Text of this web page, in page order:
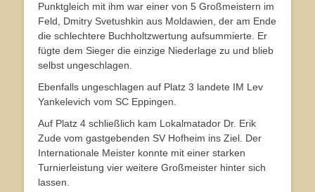
Punktgleich mit ihm war einer von 5 Großmeistern im
Feld, Dmitry Svetushkin aus Moldawien, der am Ende
die schlechtere Buchholtzwertung aufsummierte. Er
fügte dem Sieger die einzige Niederlage zu und blieb
selbst ungeschlagen.
Ebenfalls ungeschlagen auf Platz 3 landete IM Lev
Yankelevich vom SC Eppingen.
Auf Platz 4 schließlich kam Lokalmatador Dr. Erik
Zude vom gastgebenden SV Hofheim ins Ziel. Der
Internationale Meister konnte mit einer starken
Turnierleistung vier weitere Großmeister hinter sich
lassen.